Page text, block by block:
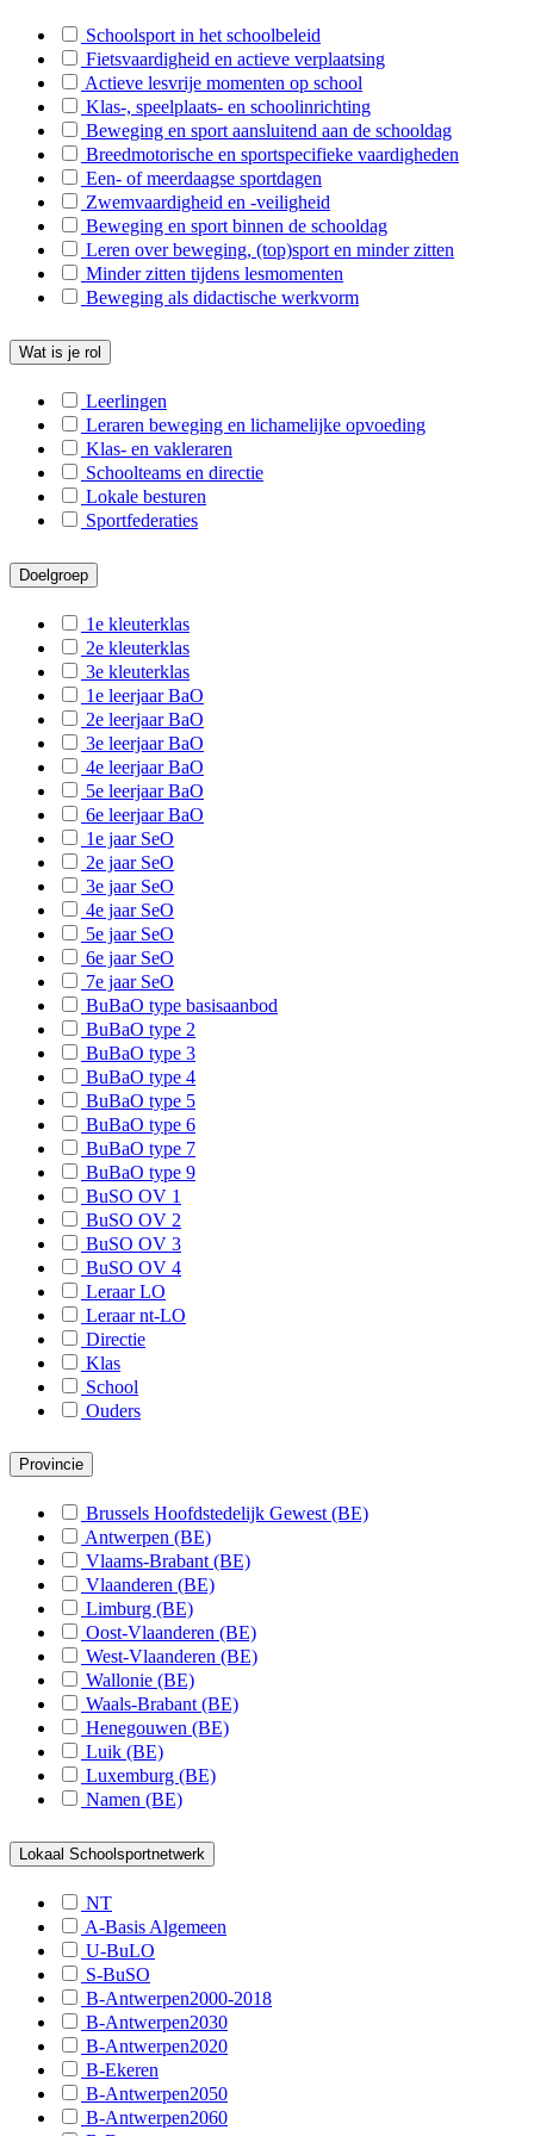
S-Heist o/d Berg
S-Westerlo
S-Kontich-Hove-Edegem
B-Merksplas
B-Oud-Turnhout
B-Rijkevorsel
B-Putte
B-Bonheiden
B-Alken
B-Beringen
B-Bocholt
B-Bree
B-Diepenbeek
B-Gingelom-Montenaken
B-Halen-Zelem
B-Hamont-Achel
B-Hechtel-Eksel
B-Herk-de-Stad
B-Heusden-Zolder
B-Houthalen-Helchteren
B-Lanaken
B-Leopoldsburg
B-Lommel
B-Lummen
B-Maaseik
B-Maasmechelen
B-Oudsbergen
B-Pelt
B-Peer
B-Riemst
B-Sint-Truiden
B-Zonhoven
B-Zutendaal
B-Wellen
B-Voeren
B-Heers
B-Nieuwerkerken
B-Kinrooi
S-Lommel
S-Heusden
S-Bilzen
S-St.-Truiden
S-Hasselt
S-Genk
S-Maaseik
S-Tongeren
S-Lanaken
S-Bree
S-Maasmechelen
Schoolsport in het schoolbeleid
Fietsvaardigheid en actieve verplaatsing
Actieve lesvrije momenten op school
Klas-, speelplaats- en schoolinrichting
Beweging en sport aansluitend aan de schooldag
Breedmotorische en sportspecifieke vaardigheden
Een- of meerdaagse sportdagen
Zwemvaardigheid en -veiligheid
Beweging en sport binnen de schooldag
Leren over beweging, (top)sport en minder zitten
Minder zitten tijdens lesmomenten
Beweging als didactische werkvorm
Wat is je rol
Leerlingen
Leraren beweging en lichamelijke opvoeding
Klas- en vakleraren
Schoolteams en directie
Lokale besturen
Sportfederaties
Doelgroep
1e kleuterklas
2e kleuterklas
3e kleuterklas
1e leerjaar BaO
2e leerjaar BaO
3e leerjaar BaO
4e leerjaar BaO
5e leerjaar BaO
6e leerjaar BaO
1e jaar SeO
2e jaar SeO
3e jaar SeO
4e jaar SeO
5e jaar SeO
6e jaar SeO
7e jaar SeO
BuBaO type basisaanbod
BuBaO type 2
BuBaO type 3
BuBaO type 4
BuBaO type 5
BuBaO type 6
BuBaO type 7
BuBaO type 9
BuSO OV 1
BuSO OV 2
BuSO OV 3
BuSO OV 4
Leraar LO
Leraar nt-LO
Directie
Klas
School
Ouders
Provincie
Brussels Hoofdstedelijk Gewest (BE)
Antwerpen (BE)
Vlaams-Brabant (BE)
Vlaanderen (BE)
Limburg (BE)
Oost-Vlaanderen (BE)
West-Vlaanderen (BE)
Wallonie (BE)
Waals-Brabant (BE)
Henegouwen (BE)
Luik (BE)
Luxemburg (BE)
Namen (BE)
Lokaal Schoolsportnetwerk
NT
A-Basis Algemeen
U-BuLO
S-BuSO
B-Antwerpen2000-2018
B-Antwerpen2030
B-Antwerpen2020
B-Ekeren
B-Antwerpen2050
B-Antwerpen2060